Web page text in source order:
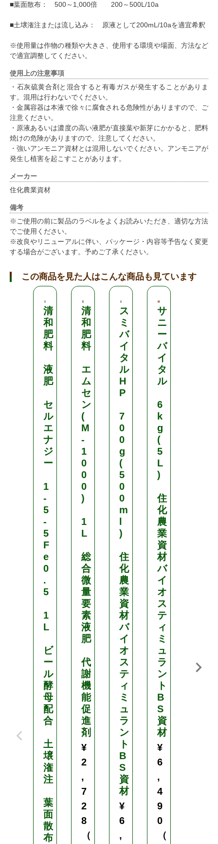
■葉面散布： 500～1,000倍 200～500L/10a
■土壌潅注または流し込み： 原液として200mL/10aを適宜希釈
※使用量は作物の種類や大きさ、使用する環境や場面、方法など
で適宜調整してください。
使用上の注意事項
・石灰硫黄合剤と混合すると有毒ガスが発生することがありま
す。混用は行わないでください。
・金属容器は本液で徐々に腐食される危険性がありますので、ご
注意ください。
・原液あるいは濃度の高い液肥が直接葉や新芽にかかると、肥料
焼けの危険がありますので、注意してください。
・強いアンモニア資材とは混用しないでください。アンモニアが
発生し植害を起こすことがあります。
メーカー
住化農業資材
備考
※ご使用の前に製品のラベルをよくお読みいただき、適切な方法
でご使用ください。
※改良やリニューアルに伴い、パッケージ・内容等予告なく変更
する場合がございます。予めご了承ください。
この商品を見た人はこんな商品も見ています
清
和
肥
料
液
肥
セ
ル
エ
ナ
ジ
ー
1
-
5
-
5
F
e
0
.
5
1
L
ビ
ー
ル
酵
母
配
合
土
壌
潅
注
葉
面
散
布
清
和
肥
料
エ
ム
セ
ン
(
M
-
1
0
0
0
)
1
L
総
合
微
量
要
素
液
肥
代
謝
機
能
促
進
剤
¥
2
,
7
2
8
（
ス
ミ
バ
イ
タ
ル
H
P
7
0
0
g
(
5
0
0
m
)
住
化
農
業
資
材
バ
イ
オ
ス
テ
ィ
ミ
ュ
ラ
ン
ト
B
S
資
材
¥
6
,
サ
ニ
ー
バ
イ
タ
ル
6
k
g
(
5
L
)
住
化
農
業
資
材
バ
イ
オ
ス
テ
ィ
ミ
ュ
ラ
ン
ト
B
S
資
材
¥
6
,
4
9
0
（
1
L